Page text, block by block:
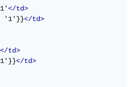
</td>
'1'}}</td>
</td>
</td>